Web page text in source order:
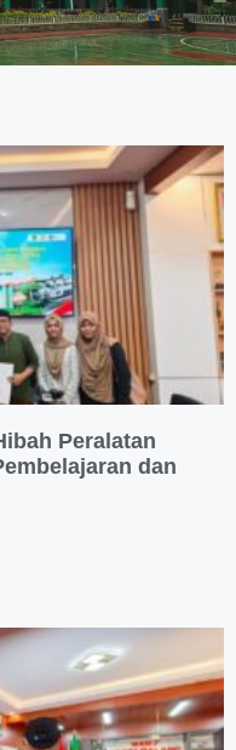
Peralatan
dan